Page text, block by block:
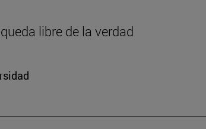
libre de la verdad